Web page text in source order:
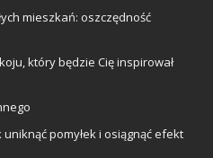
mieszkań: oszczędność
który będzie Cię inspirował
pomyłek i osiągnąć efekt